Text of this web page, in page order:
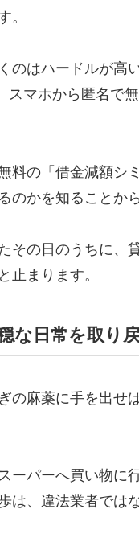
。
のはハードルが
スマホから匿名で
料の「借金減額
のかを知ることか
その日のうちに、
止まります。
な日常を取り
の麻薬に手を出
ーパーへ買い物に
は、違法業者では